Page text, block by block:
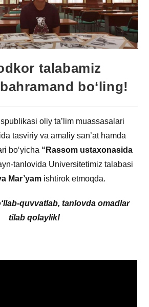
talabamiz
bo‘ling!
oliy ta’lim muassasalari
tasviriy va amaliy san’at hamda
bo‘yicha “Rassom ustaxonasida
tanlovida Universitetimiz talabasi
Mar’yamishtirok etmoqda.
quvvatlab, tanlovda omadlar
tilab qolaylik!